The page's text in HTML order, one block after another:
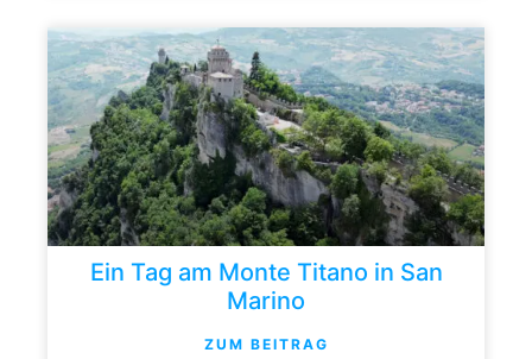
Ein Tag am Monte Titano in San
Marino
ZUM BEITRAG